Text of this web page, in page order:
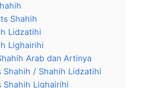
Shahih
Lidzatihi
Lighairihi
Arab dan Artinya
Shahih / Shahih Lidzatihi
Shahih Lighairihi